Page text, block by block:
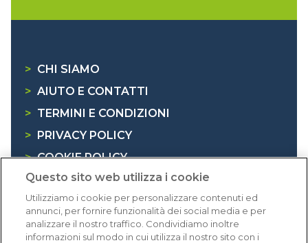
> CHI SIAMO
> AIUTO E CONTATTI
> TERMINI E CONDIZIONI
>
PRIVACY POLICY
> COOKIE POLICY
> INFORMATIVA RAEE
Dicono di noi
Questo sito web utilizza i cookie
Utilizziamo i cookie per personalizzare contenuti ed
annunci, per fornire funzionalità dei social media e per
analizzare il nostro traffico. Condividiamo inoltre
informazioni sul modo in cui utilizza il nostro sito con i